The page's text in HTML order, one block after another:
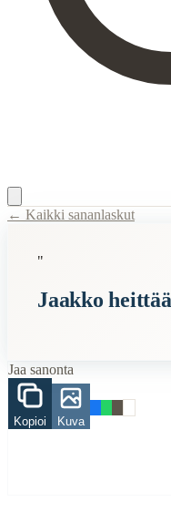
Description:"Jaakko
Sää
Vanhan Kansan
Vanhat
← Kaikki sananlaskut
"
Jaakko
Jaa sanonta
Kopioi Kuva